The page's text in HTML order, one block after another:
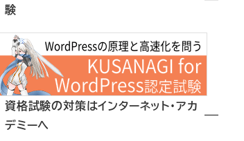
験
資格試験の対策はインターネット・アカ
デミーへ